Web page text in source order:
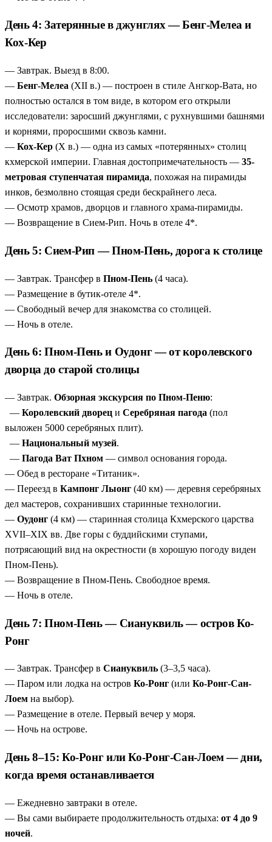
День 4: Затерянные в джунглях — Бенг-Мелеа и
Кох-Кер
— Завтрак. Выезд в 8:00.
— Бенг-Мелеа (XII в.) — построен в стиле Ангкор-Вата, но
полностью остался в том виде, в котором его открыли
исследователи: заросший джунглями, с рухнувшими башнями
и корнями, проросшими сквозь камни.
— Кох-Кер (X в.) — одна из самых «потерянных» столиц
кхмерской империи. Главная достопримечательность — 35-
метровая ступенчатая пирамида, похожая на пирамиды
инков, безмолвно стоящая среди бескрайнего леса.
— Осмотр храмов, дворцов и главного храма-пирамиды.
— Возвращение в Сием-Рип. Ночь в отеле 4*.
День 5: Сием-Рип — Пном-Пень, дорога к столице
— Завтрак. Трансфер в Пном-Пень (4 часа).
— Размещение в бутик-отеле 4*.
— Свободный вечер для знакомства со столицей.
— Ночь в отеле.
День 6: Пном-Пень и Оудонг — от королевского
дворца до старой столицы
— Завтрак. Обзорная экскурсия по Пном-Пеню:
— Королевский дворец и Серебряная пагода (пол
выложен 5000 серебряных плит).
— Национальный музей.
— Пагода Ват Пхном — символ основания города.
— Обед в ресторане «Титаник».
— Переезд в Кампонг Лыонг (40 км) — деревня серебряных
дел мастеров, сохранивших старинные технологии.
— Оудонг (4 км) — старинная столица Кхмерского царства
XVII–XIX вв. Две горы с буддийскими ступами,
потрясающий вид на окрестности (в хорошую погоду виден
Пном-Пень).
— Возвращение в Пном-Пень. Свободное время.
— Ночь в отеле.
День 7: Пном-Пень — Сиануквиль — остров Ко-
Ронг
— Завтрак. Трансфер в Сиануквиль (3–3,5 часа).
— Паром или лодка на остров Ко-Ронг (или Ко-Ронг-Сан-
Лоем на выбор).
— Размещение в отеле. Первый вечер у моря.
— Ночь на острове.
День 8–15: Ко-Ронг или Ко-Ронг-Сан-Лоем — дни,
когда время останавливается
— Ежедневно завтраки в отеле.
— Вы сами выбираете продолжительность отдыха: от 4 до 9
ночей.